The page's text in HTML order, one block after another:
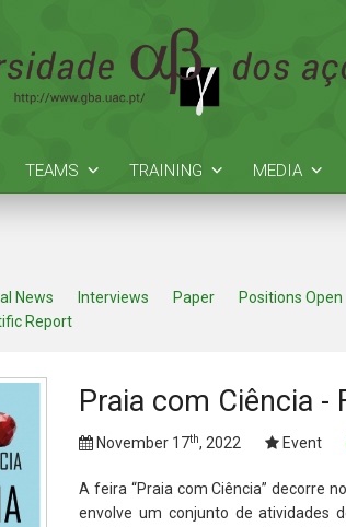
TEAMS TRAINING MEDIA
News Interviews Paper Positions Open
Report
Praia com Ciência -
November 17th, 2022 Event
A feira “Praia com Ciência” decorre
envolve um conjunto de atividades